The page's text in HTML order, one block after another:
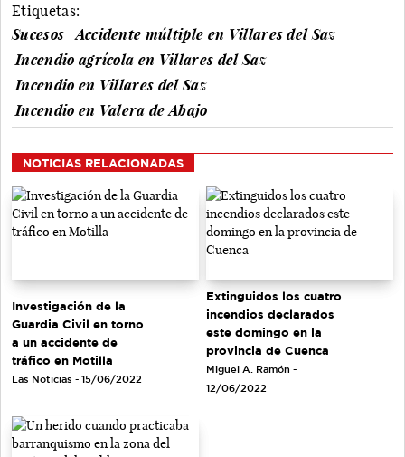
Etiquetas:
Sucesos
Accidente múltiple en Villares del Saz
Incendio agrícola en Villares del Saz
Incendio en Villares del Saz
Incendio en Valera de Abajo
NOTICIAS RELACIONADAS
Investigación de la
Guardia Civil en torno
a un accidente de
tráfico en Motilla
Las Noticias - 15/06/2022
Extinguidos los cuatro
incendios declarados
este domingo en la
provincia de Cuenca
Miguel A. Ramón -
12/06/2022